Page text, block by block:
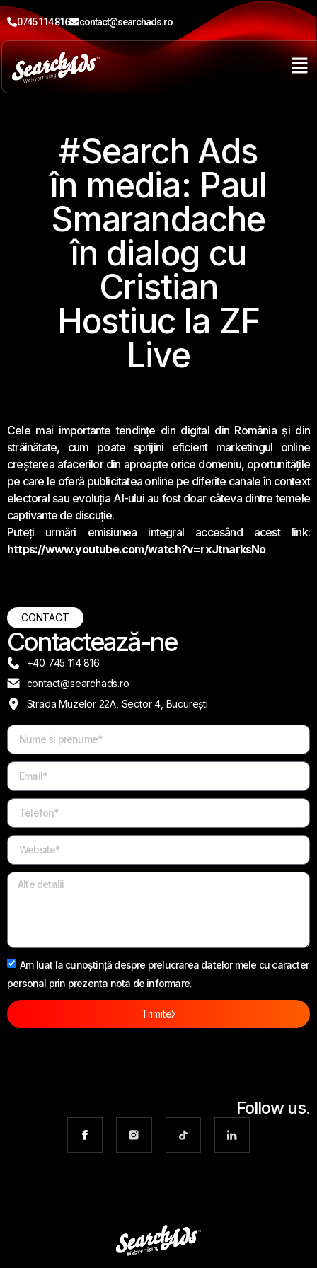
0745 114 816 contact@searchads.ro
#Search Ads
în media: Paul
Smarandache
în dialog cu
Cristian
Hostiuc la ZF
Live
Cele mai importante tendințe din digital din România și din
străinătate, cum poate sprijini eficient marketingul online
creșterea afacerilor din aproapte orice domeniu, oportunitățile
pe care le oferă publicitatea online pe diferite canale în context
electoral sau evoluția AI-ului au fost doar câteva dintre temele
captivante de discuție.
Puteți urmări emisiunea integral accesând acest link:
https://www.youtube.com/watch?v=rxJtnarksNo
CONTACT
Contactează-ne
+40 745 114 816
contact@searchads.ro
Strada Muzelor 22A, Sector 4, București
Am luat la cunoștință despre prelucrarea datelor mele cu caracter
personal prin prezenta nota de informare.
Trimite
Follow us.